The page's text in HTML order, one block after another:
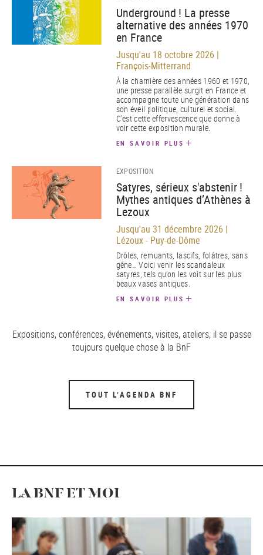
Underground ! La presse
alternative des années 1970
en France
Jusqu'au 18 octobre 2026 |
François-Mitterrand
À la charnière des années 1960 et 1970,
une presse parallèle surgit en France et
accompagne toute une génération dans
son éveil politique, culturel et social.
C’est cette effervescence que donne à
voir cette exposition murale.
EN SAVOIR PLUS
EXPOSITION
Satyres, sérieux s'abstenir !
Mythes antiques d’Athènes à
Lezoux
Jusqu'au 31 décembre 2026 |
Lézoux - Puy-de-Dôme
Drôles, remuants, lascifs, folâtres, sans
gêne… Voici venir les scandaleux
satyres, tels qu’on les voit sur les plus
beaux vases antiques.
EN SAVOIR PLUS
Expositions, conférences, événements, visites, ateliers, il se passe
toujours quelque chose à la BnF
TOUT L’AGENDA BNF
LA BNF ET MOI